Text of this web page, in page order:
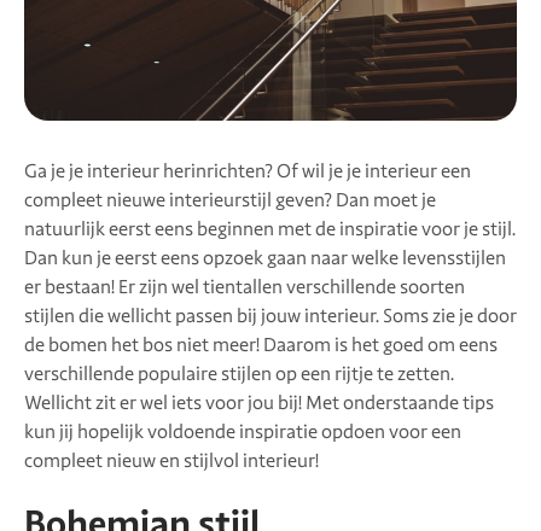
Ga je je interieur herinrichten? Of wil je je interieur een
compleet nieuwe interieurstijl geven? Dan moet je
natuurlijk eerst eens beginnen met de inspiratie voor je stijl.
Dan kun je eerst eens opzoek gaan naar welke levensstijlen
er bestaan! Er zijn wel tientallen verschillende soorten
stijlen die wellicht passen bij jouw interieur. Soms zie je door
de bomen het bos niet meer! Daarom is het goed om eens
verschillende populaire stijlen op een rijtje te zetten.
Wellicht zit er wel iets voor jou bij! Met onderstaande tips
kun jij hopelijk voldoende inspiratie opdoen voor een
compleet nieuw en stijlvol interieur!